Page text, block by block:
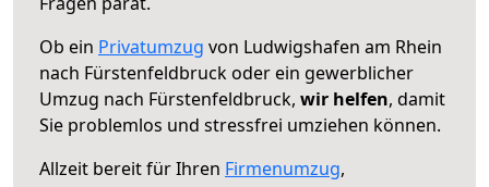
Ob ein Privatumzug von Ludwigshafen am Rhein
nach Fürstenfeldbruck oder ein gewerblicher
Umzug nach Fürstenfeldbruck, wir helfen, damit
Sie problemlos und stressfrei umziehen können.
Allzeit bereit für Ihren Firmenumzug,